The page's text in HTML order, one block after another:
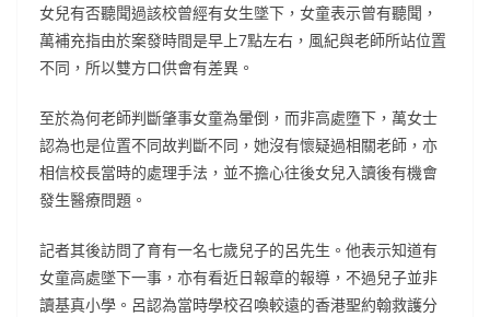
女兒有否聽聞過該校曾經有女生墜下，女童表示曾有聽聞，
萬補充指由於案發時間是早上7點左右，風紀與老師所站位置
不同，所以雙方口供會有差異。
至於為何老師判斷肇事女童為暈倒，而非高處墮下，萬女士
認為也是位置不同故判斷不同，她沒有懷疑過相關老師，亦
相信校長當時的處理手法，並不擔心往後女兒入讀後有機會
發生醫療問題。
記者其後訪問了育有一名七歲兒子的呂先生。他表示知道有
女童高處墜下一事，亦有看近日報章的報導，不過兒子並非
讀基真小學。呂認為當時學校召喚較遠的香港聖約翰救護分